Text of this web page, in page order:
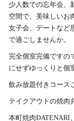
少人数での忘年会、
空間で、美味しいお
女子会、デートなど
で過ごしませんか。
完全個室完備ですの
にせずゆっくりと個
飲み放題付きコース
テイクアウトの焼肉
本町焼肉DATENARI